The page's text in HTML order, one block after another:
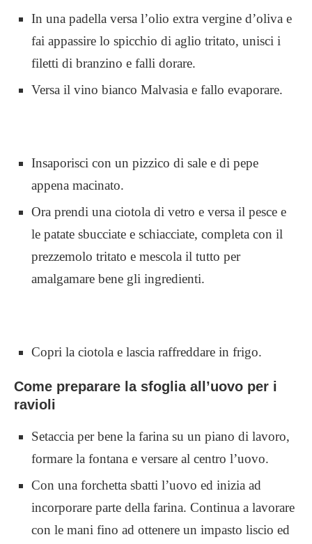
In una padella versa l’olio extra vergine d’oliva e
fai appassire lo spicchio di aglio tritato, unisci i
filetti di branzino e falli dorare.
Versa il vino bianco Malvasia e fallo evaporare.
Insaporisci con un pizzico di sale e di pepe
appena macinato.
Ora prendi una ciotola di vetro e versa il pesce e
le patate sbucciate e schiacciate, completa con il
prezzemolo tritato e mescola il tutto per
amalgamare bene gli ingredienti.
Copri la ciotola e lascia raffreddare in frigo.
Come preparare la sfoglia all’uovo per i
ravioli
Setaccia per bene la farina su un piano di lavoro,
formare la fontana e versare al centro l’uovo.
Con una forchetta sbatti l’uovo ed inizia ad
incorporare parte della farina. Continua a lavorare
con le mani fino ad ottenere un impasto liscio ed